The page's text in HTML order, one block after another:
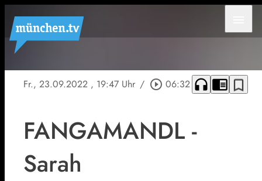
Fr., 23.09.2022 , 19:47 Uhr / play_circle_outline 06:32 headphones chrome_reader_mode bookmark_border
FANGAMANDL -
Sarah